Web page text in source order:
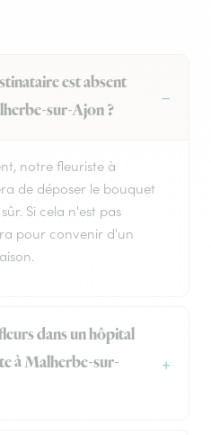
est absent
sur-Ajon ?
notre fleuriste à
de déposer le bouquet
Si cela n'est pas
pour convenir d'un
dans un hôpital
à Malherbe-sur-